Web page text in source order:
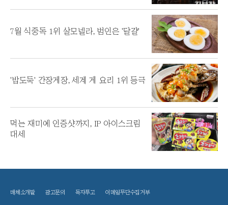
7월 식중독 1위 살모넬라, 범인은 '달걀'
'밥도둑' 간장게장, 세계 게 요리 1위 등극
먹는 재미에 인증샷까지, IP 아이스크림
대세
매체소개말 광고문의 독자투고 이메일무단수집거부